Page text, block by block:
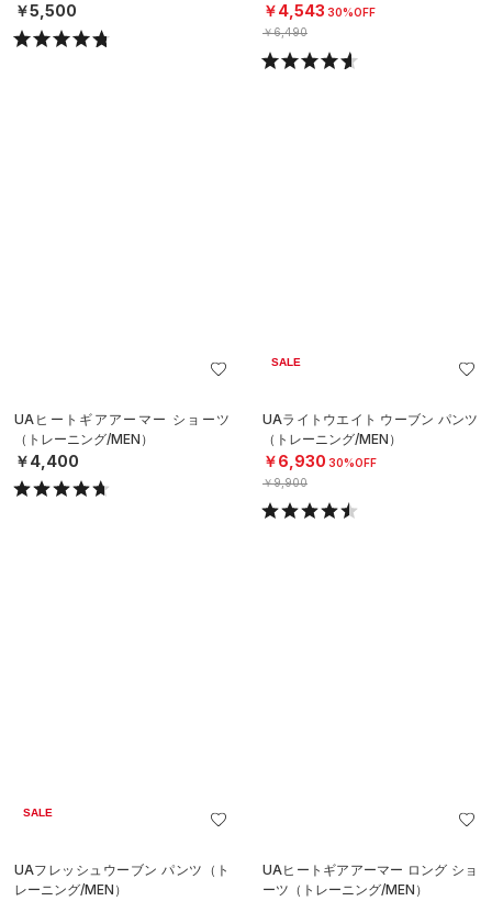
￥5,500 ￥4,543 30%OFF
￥6,490
UAヒートギアアーマー ショーツ
（トレーニング/MEN）
￥4,400
SALE
UAライトウエイト ウーブン パンツ
（トレーニング/MEN）
￥6,930 30%OFF
￥9,900
SALE
UAフレッシュウーブン パンツ（ト
レーニング/MEN）
UAヒートギアアーマー ロング ショ
ーツ（トレーニング/MEN）